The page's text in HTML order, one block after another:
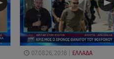
07.08.26, 20:18 ΕΛΛΑΔΑ